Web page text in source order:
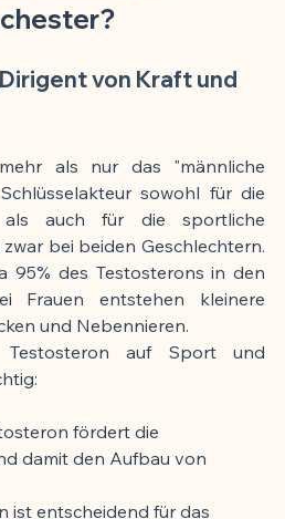
von Kraft und
als nur das "männliche
sowohl für die
als auch für die sportliche
bei beiden Geschlechtern.
95% des Testosterons in den
Frauen entstehen kleinere
und Nebennieren.
auf Sport und
fördert die
damit den Aufbau von
ist entscheidend für das